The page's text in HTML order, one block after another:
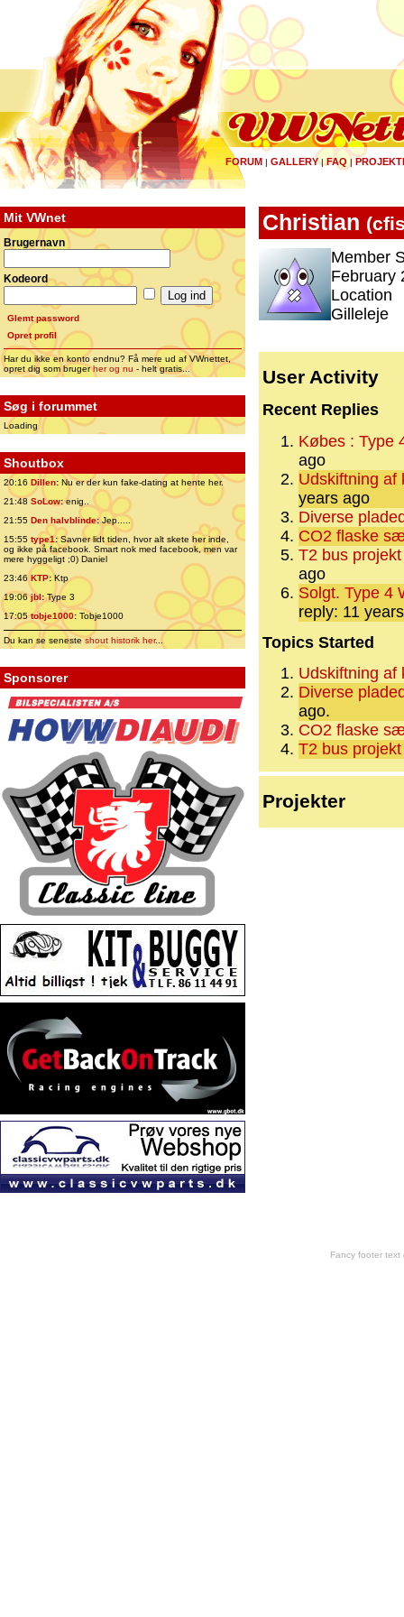
FORUM | GALLERY|FAQ |
Mit VWnet
Brugernavn
Kodeord
Glemt password
Opret profil
Har du ikke en konto endnu? Få mere ud af VWnettet,
opret dig som brugerher og nu - helt gratis...
Søg i forummet
Loading
Shoutbox
20:16 Dillen: Nu er der kun fake-dating at hente her.
21:48 SoLow:enig..
21:55 Den halvblinde:Jep.....
15:55 type1:Savner lidt tiden, hvor alt skete her inde,
og ikke på facebook. Smart nok med facebook, men var
mere hyggeligt ;0) Daniel
23:46 KTP:Ktp
19:06jbl:Type 3
17:05tobje1000: Tobje1000
Du kan se senesteshout historik her...
Sponsorer
Christian (
Member
February
Location
Gilleleje
User Activity
Recent Replies
Købes : Type
ago
Udskiftning af
years ago
Diverse
CO2 flaske
T2 bus
ago
Solgt. Type 4
reply: 11
Topics Started
Udskiftning af
Diverse
ago.
CO2 flaske
T2 bus
Projekter
Fancy footer